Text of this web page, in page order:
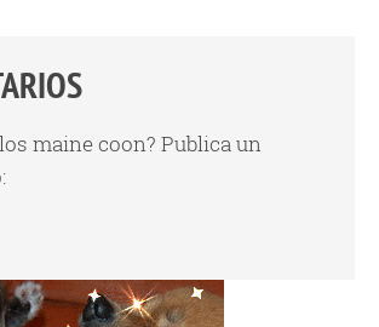
maine coon? Publica un